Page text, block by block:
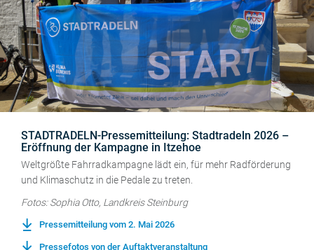
STADTRADELN-Pressemitteilung: Stadtradeln 2026 –
Eröffnung der Kampagne in Itzehoe
Weltgrößte Fahrradkampagne lädt ein, für mehr Radförderung
und Klimaschutz in die Pedale zu treten.
Fotos: Sophia Otto, Landkreis Steinburg
Pressemitteilung vom 2. Mai 2026
Pressefotos von der Auftaktveranstaltung